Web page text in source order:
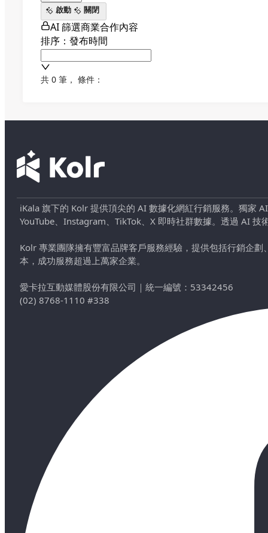
啟動
關閉
AI 篩選商業合作內容
排序：發布時間
共 0 筆 ， 條件：
iKala 旗下的 Kolr 提供頂尖的 AI 數據化網紅行銷服務。獨家
YouTube、Instagram、TikTok、X 即時社群數據。透過 AI
Kolr 專業團隊擁有豐富品牌客戶服務經驗，提供包括行銷企
本，成功服務超過上萬家企業。
愛卡拉互動媒體股份有限公司 ｜ 統一編號：53342456
(02) 8768-1110 #338